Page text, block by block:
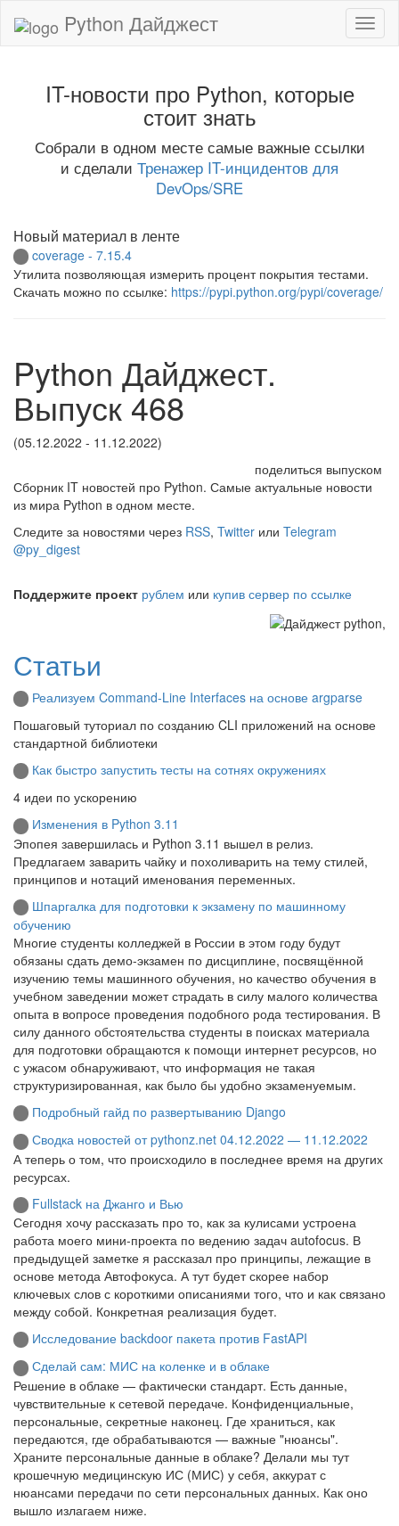
Python Дайджест
IT-новости про Python, которые
стоит знать
Собрали в одном месте самые важные ссылки
и сделали Тренажер IT-инцидентов для
DevOps/SRE
Новый материал в ленте
coverage - 7.15.4
Утилита позволяющая измерить процент покрытия тестами.
Скачать можно по ссылке: https://pypi.python.org/pypi/coverage/
Python Дайджест.
Выпуск 468
(05.12.2022 - 11.12.2022)
поделиться выпуском
Сборник IT новостей про Python. Самые актуальные новости
из мира Python в одном месте.
Следите за новостями через RSS, Twitter или Telegram
@py_digest
Поддержите проект рублем или купив сервер по ссылке
Статьи
Реализуем Command-Line Interfaces на основе argparse
Пошаговый туториал по созданию CLI приложений на основе
стандартной библиотеки
Как быстро запустить тесты на сотнях окружениях
4 идеи по ускорению
Изменения в Python 3.11
Эпопея завершилась и Python 3.11 вышел в релиз.
Предлагаем заварить чайку и похоливарить на тему стилей,
принципов и нотаций именования переменных.
Шпаргалка для подготовки к экзамену по машинному
обучению
Многие студенты колледжей в России в этом году будут
обязаны сдать демо-экзамен по дисциплине, посвящённой
изучению темы машинного обучения, но качество обучения в
учебном заведении может страдать в силу малого количества
опыта в вопросе проведения подобного рода тестирования. В
силу данного обстоятельства студенты в поисках материала
для подготовки обращаются к помощи интернет ресурсов, но
с ужасом обнаруживают, что информация не такая
структуризированная, как было бы удобно экзаменуемым.
Подробный гайд по развертыванию Django
Сводка новостей от pythonz.net 04.12.2022 — 11.12.2022
А теперь о том, что происходило в последнее время на других
ресурсах.
Fullstack на Джанго и Вью
Сегодня хочу рассказать про то, как за кулисами устроена
работа моего мини-проекта по ведению задач autofocus. В
предыдущей заметке я рассказал про принципы, лежащие в
основе метода Автофокуса. А тут будет скорее набор
ключевых слов с короткими описаниями того, что и как связано
между собой. Конкретная реализация будет.
Исследование backdoor пакета против FastAPI
Сделай сам: МИС на коленке и в облаке
Решение в облаке — фактически стандарт. Есть данные,
чувствительные к сетевой передаче. Конфиденциальные,
персональные, секретные наконец. Где храниться, как
передаются, где обрабатываются — важные "нюансы".
Храните персональные данные в облаке? Делали мы тут
крошечную медицинскую ИС (МИС) у себя, аккурат с
нюансами передачи по сети персональных данных. Как оно
вышло излагаем ниже.